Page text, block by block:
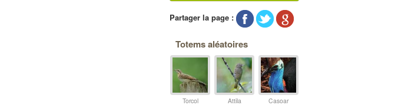
Partager la page :
Totems aléatoires
Torcol Attila Casoar